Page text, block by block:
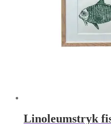
Linoleumstryk